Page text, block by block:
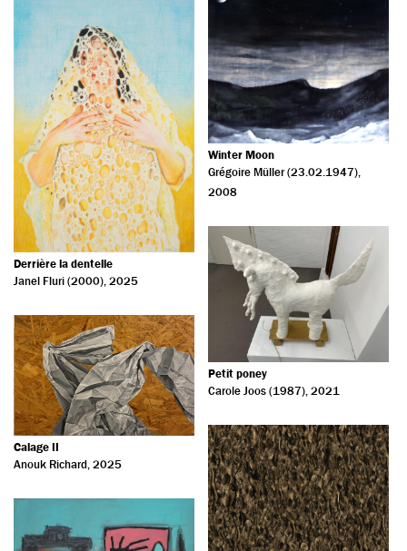
Rechercher Musée / Institution...
Derrière la dentelle
Janel Fluri (2000), 2025
Winter Moon
Grégoire Müller (23.02.1947),
2008
Petit poney
Carole Joos (1987), 2021
Calage II
Anouk Richard, 2025